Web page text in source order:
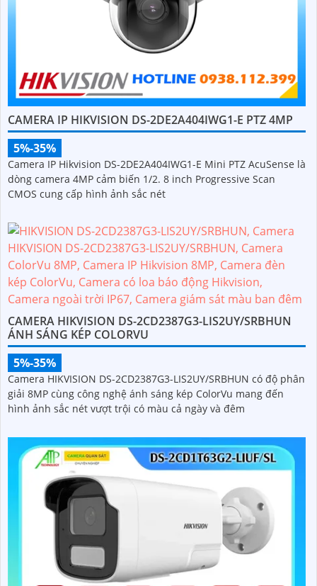
CAMERA IP HIKVISION DS-2DE2A404IWG1-E PTZ 4MP
5%-35%
Camera IP Hikvision DS-2DE2A404IWG1-E Mini PTZ AcuSense là
dòng camera 4MP cảm biến 1/2. 8 inch Progressive Scan
CMOS cung cấp hình ảnh sắc nét
CAMERA HIKVISION DS-2CD2387G3-LIS2UY/SRBHUN
ÁNH SÁNG KÉP COLORVU
5%-35%
Camera HIKVISION DS-2CD2387G3-LIS2UY/SRBHUN có độ phân
giải 8MP cùng công nghệ ánh sáng kép ColorVu mang đến
hình ảnh sắc nét vượt trội có màu cả ngày và đêm